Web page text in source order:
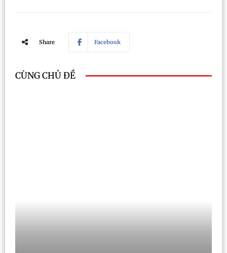
Share Facebook
CÙNG CHỦ ĐỀ